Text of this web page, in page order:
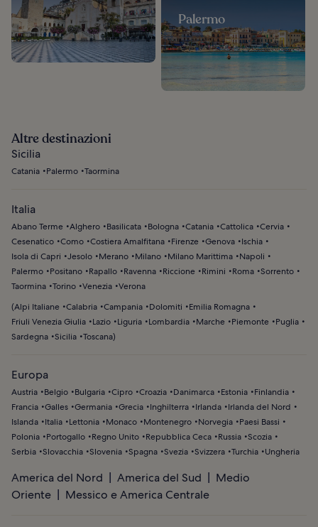
Palermo
Altre destinazioni
Sicilia
Catania Palermo Taormina
Italia
Abano Terme Alghero Basilicata Bologna Catania Cattolica Cervia
Cesenatico Como Costiera Amalfitana Firenze Genova
Ischia
Isola di Capri
Jesolo Merano Milano Milano Marittima
Napoli
Palermo
Positano Rapallo Ravenna Riccione Rimini Roma Sorrento
Taormina Torino Venezia Verona
(Alpi Italiane Calabria Campania Dolomiti
Emilia Romagna
Friuli Venezia Giulia
Lazio Liguria Lombardia Marche Piemonte
Puglia
Sardegna Sicilia Toscana)
Europa
Austria Belgio Bulgaria Cipro Croazia Danimarca Estonia
Finlandia
Francia Galles Germania Grecia Inghilterra Irlanda
Irlanda del Nord
Islanda
Italia Lettonia Monaco Montenegro Norvegia
Paesi Bassi
Polonia
Portogallo Regno Unito Repubblica Ceca Russia Scozia
Serbia Slovacchia Slovenia Spagna Svezia Svizzera Turchia Ungheria
America del Nord America del Sud
Medio
Oriente
Messico e America Centrale